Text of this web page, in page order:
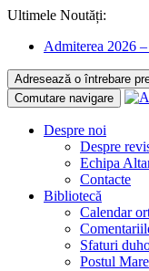
Ultimele Noutăți:
Admiterea 2026
Adresează o întrebare
Comutare navigare
Despre noi
Despre
Echipa
Contacte
Bibliotecă
Calendar
Sfaturi
Postul Mare